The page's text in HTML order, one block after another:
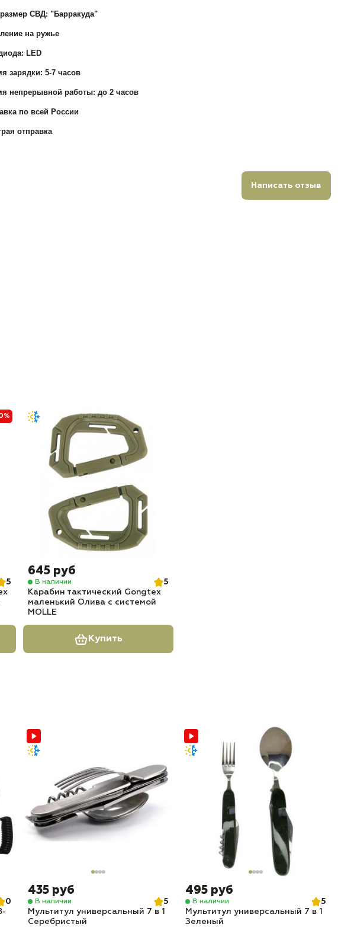
СВД: "Барракуда"
на ружье
LED
зарядки: 5-7 часов
непрерывной работы: до 2 часов
по всей России
отправка
Написать отзыв
5
645 руб
В наличии
5
Карабин тактический Gongtex
маленький Олива с системой
MOLLE
Купить
0
435 руб
В наличии
5
Мультитул универсальный 7 в 1
Серебристый
495 руб
В наличии
5
Мультитул универсальный 7 в 1
Зеленый